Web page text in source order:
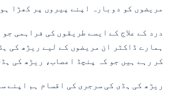
مریضوں کو دوبارہ اپنے پیروں پر کھڑا
درد کے علاج کے ایسے طریقوں کی فراہمی
ہمارے ڈاکٹر ان مریضوں کے لیے ریڑھ کی
کر رہے ہیں جو کہ پنچڈ اعصاب، ریڑھ کی
ریڑھ کی ہڈی کی سرجری کی اقسام ہم اپنے